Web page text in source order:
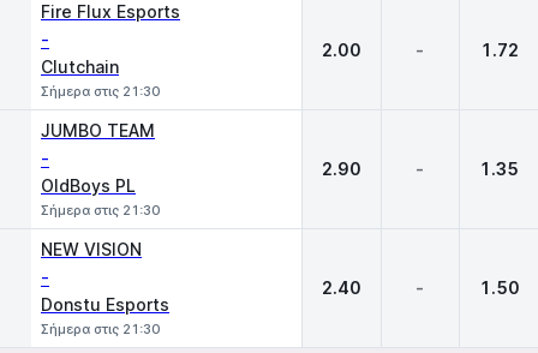
Fire Flux Esports
-
Clutchain
Σήμερα στις 21:30
2.00 - 1.72
JUMBO TEAM
-
OldBoys PL
Σήμερα στις 21:30
2.90 - 1.35
NEW VISION
-
Donstu Esports
Σήμερα στις 21:30
2.40 - 1.50